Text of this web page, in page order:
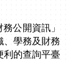
公開資訊」
、學務及財務
利的查詢平臺